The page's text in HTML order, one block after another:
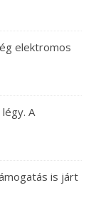
elektromos
A
is járt